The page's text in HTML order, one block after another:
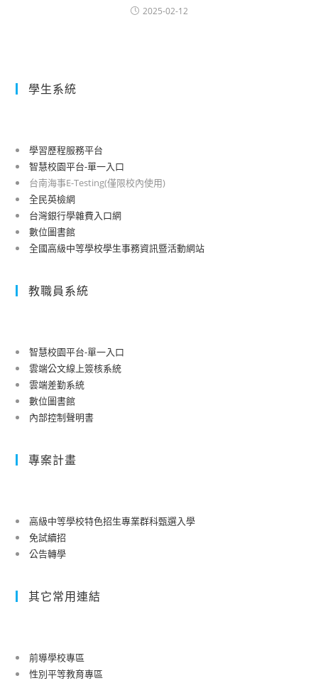
2025-02-12
學生系統
學習歷程服務平台
智慧校園平台-單一入口
台南海事E-Testing(僅限校內使用)
全民英檢網
台灣銀行學雜費入口網
數位圖書館
全國高級中等學校學生事務資訊暨活動網站
教職員系統
智慧校園平台-單一入口
雲端公文線上簽核系統
雲端差勤系統
數位圖書館
內部控制聲明書
專案計畫
高級中等學校特色招生專業群科甄選入學
免試續招
公告轉學
其它常用連結
前導學校專區
性別平等教育專區